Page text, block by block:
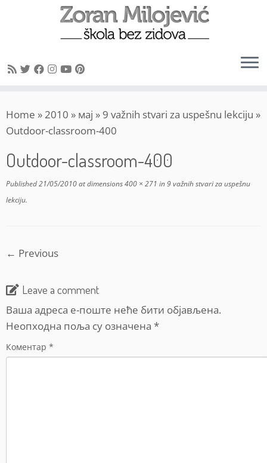
to
content
Home »2010 » мај » 9 važnih stvari za uspešnu lekciju »
Outdoor-classroom-400
Outdoor-classroom-400
Published21/05/2010at dimensions400 × 271 in9 važnih stvari za uspešnu
lekciju.
← Previous
Leave a comment
Ваша адреса е-поште неће бити објављена.
Неопходна поља су означена *
Коментар *